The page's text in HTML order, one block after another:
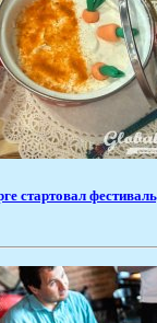
стартовал